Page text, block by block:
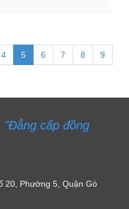
4 5 6 7 8 9
"Đẳng cấp đồng
20, Phường 5, Quận Gò